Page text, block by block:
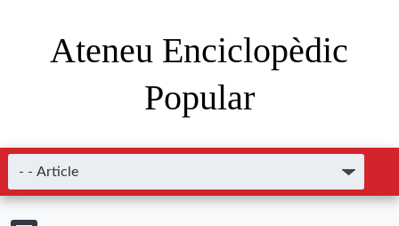
Ateneu Enciclopèdic
Popular